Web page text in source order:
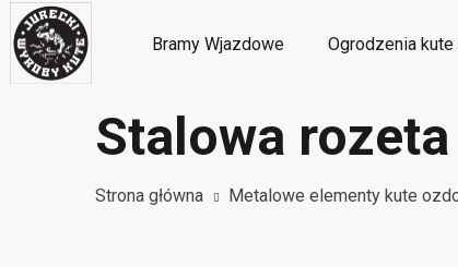
Bramy Wjazdowe Ogrodzenia
Metalowe ozdoby i dekoracje kute
Stalowa
Strona główna Metalowe elementy kute